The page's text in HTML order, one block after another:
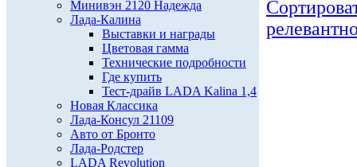
Минивэн 2120 Надежда
Лада-Калина
Выставки и награды
Цветовая гамма
Технические подробности
Где купить
Тест-драйв LADA Kalina 1,4
Новая Классика
Лада-Консул 21109
Авто от Бронто
Лада-Родстер
LADA Revolution